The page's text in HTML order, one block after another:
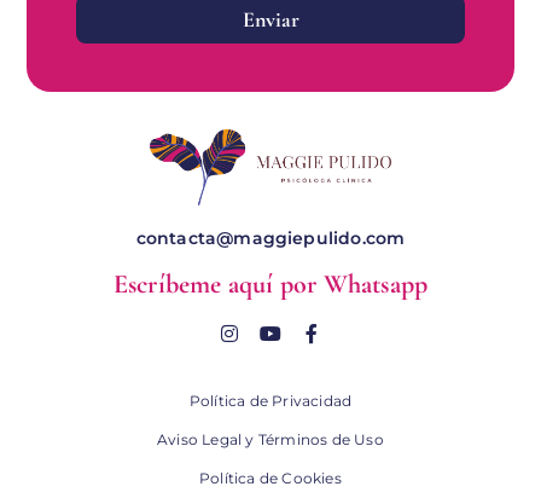
Enviar
contacta@maggiepulido.com
Escríbeme aquí por Whatsapp
Política de Privacidad
Aviso Legal y Términos de Uso
Política de Cookies